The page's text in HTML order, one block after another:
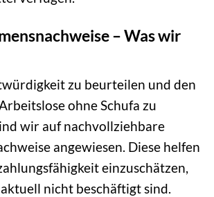
– Was wir
zu beurteilen und den
ohne Schufa zu
wir auf nachvollziehbare
angewiesen. Diese helfen
einzuschätzen,
nicht beschäftigt sind.